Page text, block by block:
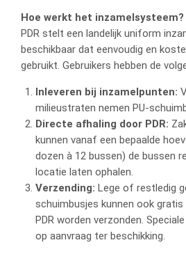
Hoe werkt het inzamelsysteem?
PDR stelt een landelijk uniform
beschikbaar dat eenvoudig en
gebruikt. Gebruikers hebben de
Inleveren bij inzamelpunten:
milieustraten nemen PU-
Directe afhaling door PDR:
kunnen vanaf een bepaalde
dozen à 12 bussen) de bussen
locatie laten ophalen.
Verzending: Lege of restledig
schuimbusjes kunnen ook
PDR worden verzonden.
op aanvraag ter beschikking.